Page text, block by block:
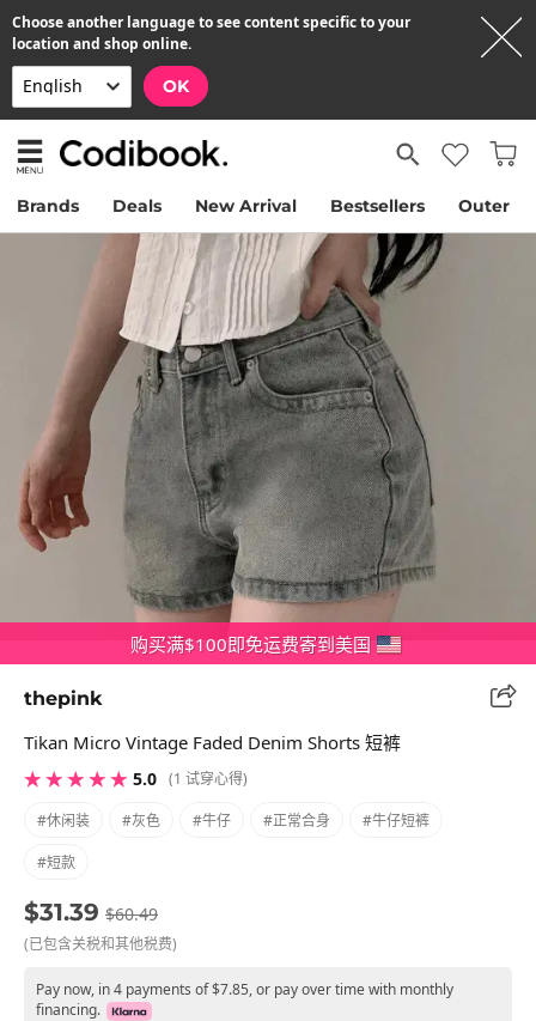
Choose another language to see content specific to your
location and shop online.
OK
Brands Deals New Arrival Bestsellers Outer
购买满$100即免运费寄到美国
thepink
Tikan Micro Vintage Faded Denim Shorts 短裤
★ ★ ★ ★ ★ 5.0 (1 试穿心得)
#休闲装 #灰色 #牛仔 #正常合身 #牛仔短裤
#短款
$31.39 $60.49
(已包含关税和其他税费)
Pay now, in 4 payments of $7.85, or pay over time with monthly
financing.